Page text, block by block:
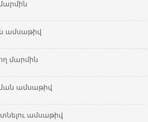
ամսաթիվ
մարմին
ամսաթիվ
ամսաթիվ